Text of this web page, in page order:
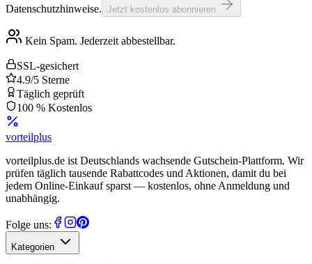
Datenschutzhinweise. Jetzt kostenlos abonnieren
Kein Spam. Jederzeit abbestellbar.
SSL-gesichert
4.9/5 Sterne
Täglich geprüft
100 % Kostenlos
vorteilplus
vorteilplus.de ist Deutschlands wachsende Gutschein-Plattform. Wir
prüfen täglich tausende Rabattcodes und Aktionen, damit du bei
jedem Online-Einkauf sparst — kostenlos, ohne Anmeldung und
unabhängig.
Folge uns:
Kategorien